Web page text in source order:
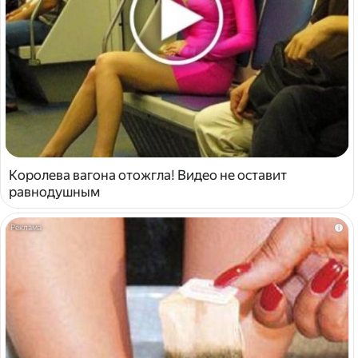
Королева вагона отожгла! Видео не оставит
равнодушным
i